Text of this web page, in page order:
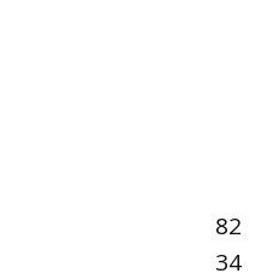
82
34